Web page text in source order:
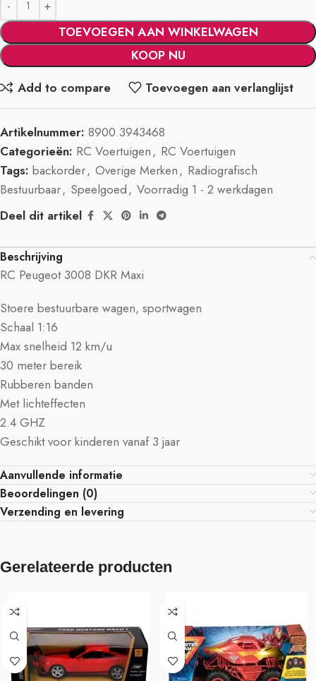
TOEVOEGEN AAN WINKELWAGEN
KOOP NU
Add to compare
Toevoegen aan verlanglijst
Artikelnummer: 8900.3943468
Categorieën: RC Voertuigen, RC Voertuigen
Tags: backorder, Overige Merken, Radiografisch
Bestuurbaar, Speelgoed, Voorradig 1 - 2 werkdagen
Deel dit artikel
Beschrijving
RC Peugeot 3008 DKR Maxi
Stoere bestuurbare wagen, sportwagen
Schaal 1:16
Max snelheid 12 km/u
30 meter bereik
Rubberen banden
Met lichteffecten
2.4 GHZ
Geschikt voor kinderen vanaf 3 jaar
Aanvullende informatie
Beoordelingen (0)
Verzending en levering
Gerelateerde producten